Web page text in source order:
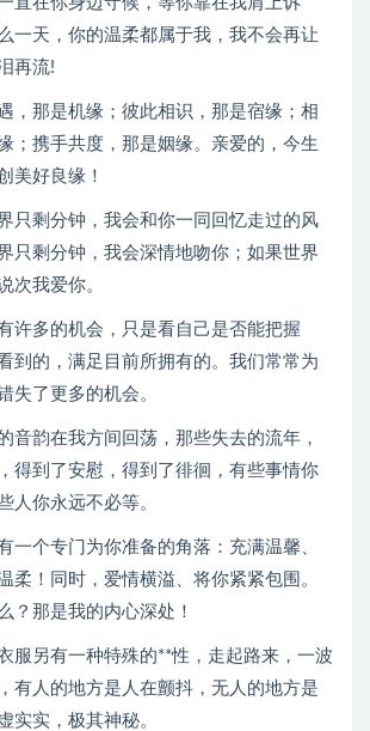
一天，你的温柔都属于我，我不会再让
再流!
，那是机缘；彼此相识，那是宿缘；相
；携手共度，那是姻缘。亲爱的，今生
美好良缘！
只剩分钟，我会和你一同回忆走过的风
只剩分钟，我会深情地吻你；如果世界
次我爱你。
许多的机会，只是看自己是否能把握
到的，满足目前所拥有的。我们常常为
失了更多的机会。
音韵在我方间回荡，那些失去的流年，
得到了安慰，得到了徘徊，有些事情你
人你永远不必等。
一个专门为你准备的角落：充满温馨、
柔！同时，爱情横溢、将你紧紧包围。
？那是我的内心深处！
服另有一种特殊的**性，走起路来，一波
有人的地方是人在颤抖，无人的地方是
实实，极其神秘。